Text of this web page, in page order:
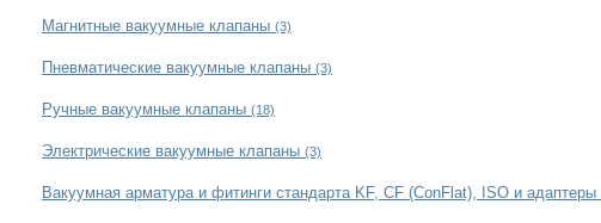
Магнитные вакуумные клапаны (3)
Пневматические вакуумные клапаны (3)
Ручные вакуумные клапаны (18)
Электрические вакуумные клапаны (3)
Вакуумная арматура и фитинги стандарта KF, CF (ConFlat), ISO и